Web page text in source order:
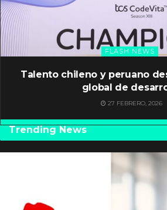
FLASH NEWS
Talento chileno y peruano
global de
27 FEBRERO, 2026
Trending News